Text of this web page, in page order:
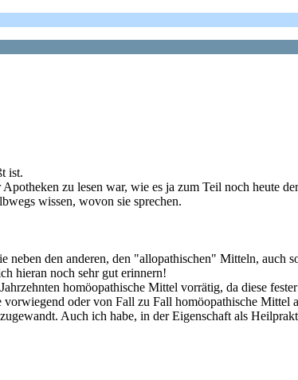
ist.
zu lesen war, wie es ja zum Teil noch heute
wissen, wovon sie sprechen.
den anderen, den "allopathischen" Mitteln, auch
hieran noch sehr gut erinnern!
homöopathische Mittel vorrätig, da diese
oder von Fall zu Fall homöopathische Mittel
Auch ich habe, in der Eigenschaft als